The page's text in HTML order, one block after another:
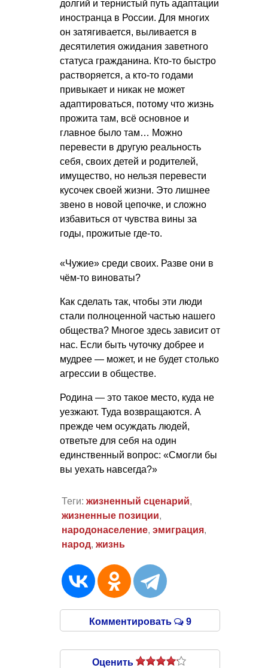
долгий и тернистый путь адаптации
иностранца в России. Для многих
он затягивается, выливается в
десятилетия ожидания заветного
статуса гражданина. Кто-то быстро
растворяется, а кто-то годами
привыкает и никак не может
адаптироваться, потому что жизнь
прожита там, всё основное и
главное было там… Можно
перевести в другую реальность
себя, своих детей и родителей,
имущество, но нельзя перевести
кусочек своей жизни. Это лишнее
звено в новой цепочке, и сложно
избавиться от чувства вины за
годы, прожитые где-то.
«Чужие» среди своих. Разве они в
чём-то виноваты?
Как сделать так, чтобы эти люди
стали полноценной частью нашего
общества? Многое здесь зависит от
нас. Если быть чуточку добрее и
мудрее — может, и не будет столько
агрессии в обществе.
Родина — это такое место, куда не
уезжают. Туда возвращаются. А
прежде чем осуждать людей,
ответьте для себя на один
единственный вопрос: «Смогли бы
вы уехать навсегда?»
Теги: жизненный сценарий,
жизненные позиции,
народонаселение, эмиграция,
народ, жизнь
Комментировать 9
Оценить